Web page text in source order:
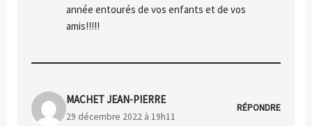
année entourés de vos enfants et de vos
amis!!!!!
MACHET JEAN-PIERRE
29 décembre 2022 à 19h11
RÉPONDRE